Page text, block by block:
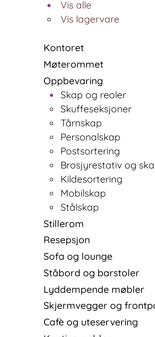
Vis alle
Vis lagervare
Kontoret
Møterommet
Oppbevaring
Skap og reoler
Skuffeseksjoner
Tårnskap
Personalskap
Postsortering
Brosjyrestativ og
Kildesortering
Mobilskap
Stålskap
Stillerom
Resepsjon
Sofa og lounge
Ståbord og barstoler
Lyddempende møbler
Skjermvegger og
Cafè og uteservering